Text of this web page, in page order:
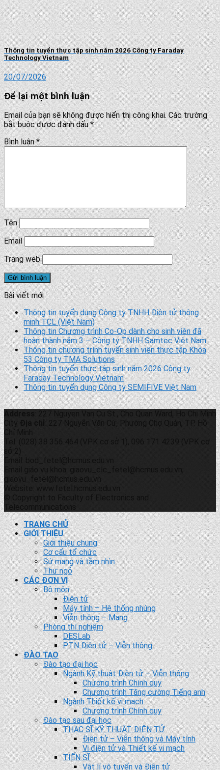
Thông tin tuyển thực tập sinh năm 2026 Công ty Faraday
Technology Vietnam
20/07/2026
Để lại một bình luận
Email của bạn sẽ không được hiển thị công khai. Các trường
bắt buộc được đánh dấu*
Bình luận*
Tên
Email
Trang web
Bài viết mới
Thông tin tuyển dụng Công ty TNHH Điện tử thông
minh TCL (Việt Nam)
Thông tin Chương trình Co-Op dành cho sinh viên đã
hoàn thành năm 3 – Công ty TNHH Samtec Việt Nam
Thông tin chương trình tuyển sinh viên thực tập Khóa
53 Công ty TMA Solutions
Thông tin tuyển thực tập sinh năm 2026 Công ty
Faraday Technology Vietnam
Thông tin tuyển dụng Công ty SEMIFIVE Việt Nam
Address
: 227 Nguyen Van Cu St., Cho Quan Ward, Ho Chi Minh
City
Địa chỉ
: 227 Nguyễn Văn Cừ, Phường Chợ Quán, TP. Hồ
Chí Minh
Tel: (028) 38 356 464 (VPK cơ sở 1), 096 171 4239 (VPK cơ
sở 2)
Email: bod_fetel@hcmus.edu.vn
Email giáo vụ khoa: giaovu_clc_fetel@hcmus.edu.vn;
giaovu_fetel@hcmus.edu.vn
Website: www.fetel.hcmus.edu.vn
© Copyright to Faculty of Electronics and
Telecommunications
TRANG CHỦ
GIỚI THIỆU
Giới thiệu chung
Cơ cấu tổ chức
Sứ mạng và tầm nhìn
Thư ngỏ
CÁC ĐƠN VỊ
Bộ môn
Điện tử
Máy tính – Hệ thống nhúng
Viễn thông – Mạng
Phòng thí nghiệm
DESLab
PTN Điện tử – Viễn thông
ĐÀO TẠO
Đào tạo đại học
Ngành Kỹ thuật Điện tử – Viễn thông
Chương trình Chính quy
Chương trình Tăng cường Tiếng anh
Ngành Thiết kế vi mạch
Chương trình Chính quy
Đào tạo sau đại học
THẠC SĨ KỸ THUẬT ĐIỆN TỬ
Điện tử – Viễn thông và Máy tính
Vi điện tử và Thiết kế vi mạch
TIẾN SĨ
Vật lí vô tuyến và Điện tử